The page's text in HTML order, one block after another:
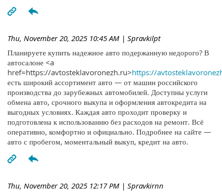
Thu, November 20, 2025 10:45 AM | Spravkilpt
Планируете купить надежное авто подержанную недорого? В
автосалоне <a
href=https://avtosteklavoronezh.ru>https://
есть широкий ассортимент авто — от машин российского
производства до зарубежных автомобилей. Доступны услуги
обмена авто, срочного выкупа и оформления автокредита на
выгодных условиях. Каждая авто проходит проверку и
подготовлена к использованию без расходов на ремонт. Всё
оперативно, комфортно и официально. Подробнее на сайте —
авто с пробегом, моментальный выкуп, кредит на авто.
Thu, November 20, 2025 12:17 PM | Spravkirnn